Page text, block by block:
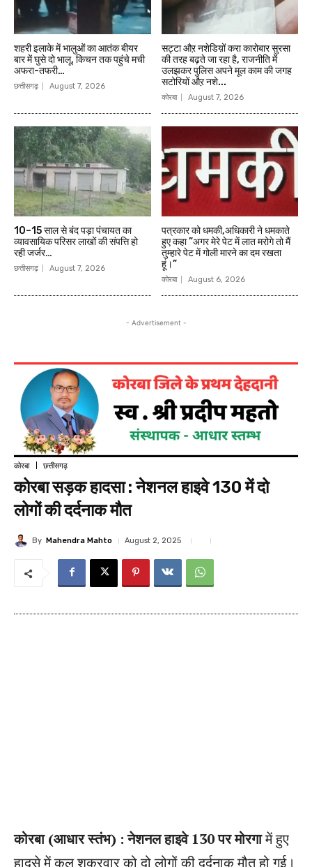
शहरी इलाके में भालुओं का आतंक बीयर
बार में घुसे दो भालू, किचन तक पहुंचे मची
अफरा-तफरी…
छत्तीसगढ़ August 7, 2026
सट्टा औऱ नशेडिय़ों करा कारोबार सुरसा
की तरह बढ़ते जा रहा है, राजनीति में
उलझकर पुलिस अपने मूल काम की जगह
सटोरियों औऱ नशे...
कोरबा August 7, 2026
10–15 साल से बंद पड़ा पंचायत का
व्यावसायिक परिसर लाखों की संपत्ति हो
रही जर्जर…
छत्तीसगढ़ August 7, 2026
पत्रकार को धमकी,अधिकारी ने धमकाते
हुए कहा ”अगर मेरे पेट में लात मरोगे तो मैं
तुम्हारे पेट में गोली मारने का दम रखता
हूं।”
कोरबा August 6, 2026
- Advertisement -